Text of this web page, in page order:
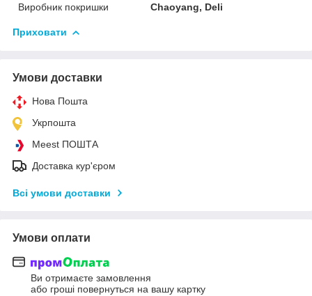
Виробник покришки
Chaoyang, Deli
Приховати
Умови доставки
Нова Пошта
Укрпошта
Meest ПОШТА
Доставка кур'єром
Всі умови доставки
Умови оплати
Ви отримаєте замовлення
або гроші повернуться на вашу картку